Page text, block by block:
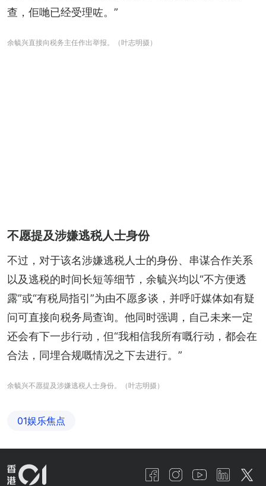
查，佢哋已经受理咗。”
余毓兴直接向税务主任作出举报。（叶志明摄）
不愿提及涉嫌逃税人士身份
不过，对于该名涉嫌逃税人士的身份、串谋合作关系
以及逃税的时间长短等细节，余毓兴均以“不方便透
露”或“有税局指引”为由不愿多谈，并呼吁媒体如有疑
问可直接向税务局查询。他同时强调，自己未来一定
还会有下一步行动，但“我相信我所有嘅行动，都会在
合法，同埋合规嘅情况之下去进行。”
余毓兴不愿提及涉嫌逃税人士身份。（叶志明摄）
01娱乐焦点